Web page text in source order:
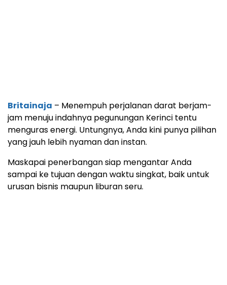
Britainaja – Menempuh perjalanan darat berjam-
jam menuju indahnya pegunungan Kerinci tentu
menguras energi. Untungnya, Anda kini punya pilihan
yang jauh lebih nyaman dan instan.
Maskapai penerbangan siap mengantar Anda
sampai ke tujuan dengan waktu singkat, baik untuk
urusan bisnis maupun liburan seru.